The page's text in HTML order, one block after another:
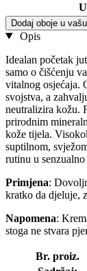
Dodaj oboje u
Opis
Idealan početak
samo o čišćenju
vitalnog osjećaja.
svojstva, a
neutralizira kožu.
prirodnim
kože tijela.
suptilnom,
rutinu u
Primjena:
kratko da djeluje,
Napomena:
stoga ne stvara
Br. proiz.